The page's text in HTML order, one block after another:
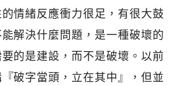
情緒反應衝力很足，有很大鼓
解決什麼問題，是一種破壞的
的是建設，而不是破壞。以前
『破字當頭，立在其中』，但並